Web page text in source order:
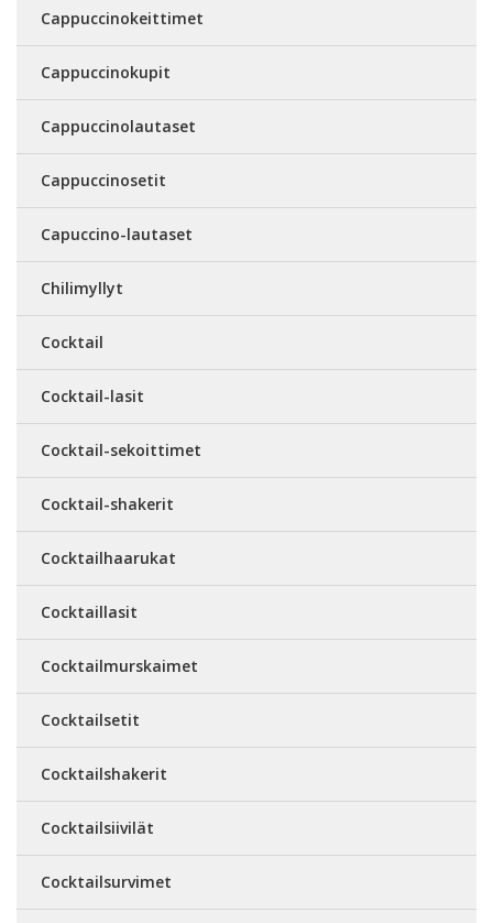
Cappuccinokeittimet
Cappuccinokupit
Cappuccinolautaset
Cappuccinosetit
Capuccino-lautaset
Chilimyllyt
Cocktail
Cocktail-lasit
Cocktail-sekoittimet
Cocktail-shakerit
Cocktailhaarukat
Cocktaillasit
Cocktailmurskaimet
Cocktailsetit
Cocktailshakerit
Cocktailsiivilät
Cocktailsurvimet